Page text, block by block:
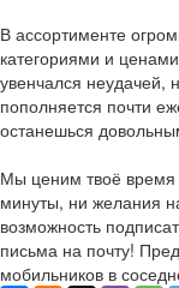
В ассортименте
категориями и
увенчался неудачей,
пополняется почти
останешься
Мы ценим твоё время
минуты, ни желания
возможность
письма на почту!
мобильников в